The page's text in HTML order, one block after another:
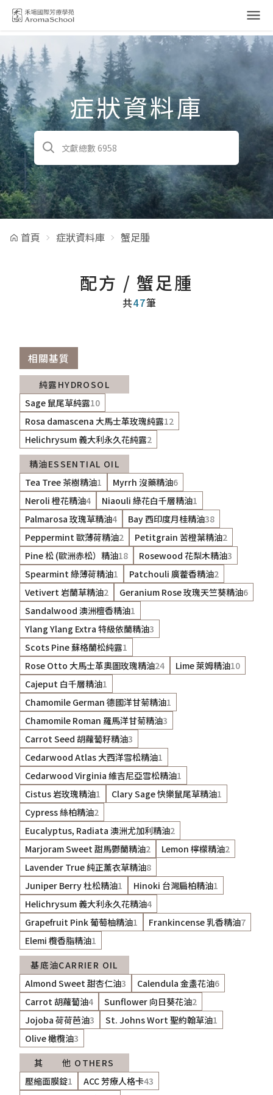
跳到主要內容
症狀資料庫
首頁 症狀資料庫 蟹足腫
配方 / 蟹足腫
共47筆
相關基質
純露HYDROSOL
Sage 鼠尾草純露10
Rosa damascena 大馬士革玫瑰純露12
Helichrysum 義大利永久花純露2
精油ESSENTIAL OIL
Tea Tree 茶樹精油1 Myrrh 沒藥精油6
Neroli 橙花精油4 Niaouli 綠花白千層精油1
Palmarosa 玫瑰草精油4 Bay 西印度月桂精油38
Peppermint 歐薄荷精油2 Petitgrain 苦橙葉精油2
Pine 松 (歐洲赤松）精油18 Rosewood 花梨木精油3
Spearmint 綠薄荷精油1 Patchouli 廣藿香精油2
Vetivert 岩蘭草精油2 Geranium Rose 玫瑰天竺葵精油6
Sandalwood 澳洲檀香精油1
Ylang Ylang Extra 特級依蘭精油3
Scots Pine 蘇格蘭松純露1
Rose Otto 大馬士革奧圖玫瑰精油24 Lime 萊姆精油10
Cajeput 白千層精油1
Chamomile German 德國洋甘菊精油1
Chamomile Roman 羅馬洋甘菊精油3
Carrot Seed 胡蘿蔔籽精油3
Cedarwood Atlas 大西洋雪松精油1
Cedarwood Virginia 維吉尼亞雪松精油1
Cistus 岩玫瑰精油1 Clary Sage 快樂鼠尾草精油1
Cypress 絲柏精油2
Eucalyptus, Radiata 澳洲尤加利精油2
Marjoram Sweet 甜馬鬱蘭精油2 Lemon 檸檬精油2
Lavender True 純正薰衣草精油8
Juniper Berry 杜松精油1 Hinoki 台灣扁柏精油1
Helichrysum 義大利永久花精油4
Grapefruit Pink 葡萄柚精油1 Frankincense 乳香精油7
Elemi 欖香脂精油1
基底油CARRIER OIL
Almond Sweet 甜杏仁油3 Calendula 金盞花油6
Carrot 胡蘿蔔油4 Sunflower 向日葵花油2
Jojoba 荷荷芭油3 St. Johns Wort 聖約翰草油1
Olive 橄欖油3
其 他 OTHERS
壓縮面膜錠1 ACC 芳療人格卡43